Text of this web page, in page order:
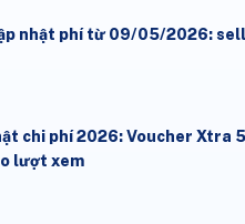
nhật phí từ 09/05/2026:
chi phí 2026: Voucher Xtra
lượt xem